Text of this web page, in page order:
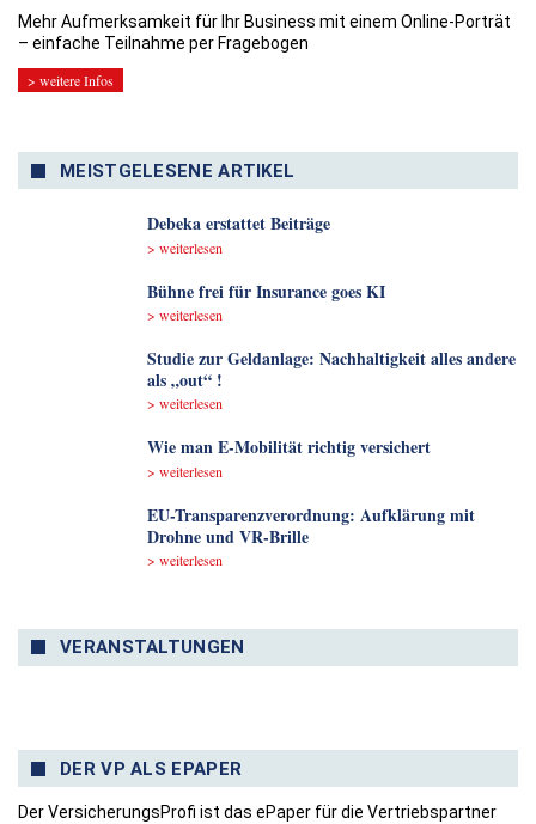
Mehr Aufmerksamkeit für Ihr Business mit einem Online-Porträt
– einfache Teilnahme per Fragebogen
> weitere Infos
MEISTGELESENE ARTIKEL
Debeka erstattet Beiträge
> weiterlesen
Bühne frei für Insurance goes KI
> weiterlesen
Studie zur Geldanlage: Nachhaltigkeit alles andere
als „out“ !
> weiterlesen
Wie man E-Mobilität richtig versichert
> weiterlesen
EU-Transparenzverordnung: Aufklärung mit
Drohne und VR-Brille
> weiterlesen
VERANSTALTUNGEN
DER VP ALS EPAPER
Der VersicherungsProfi ist das ePaper für die Vertriebspartner